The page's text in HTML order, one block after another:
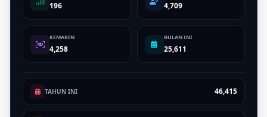
196 4,709
KEMARIN
4,258
BULAN INI
25,611
TAHUN INI 46,415